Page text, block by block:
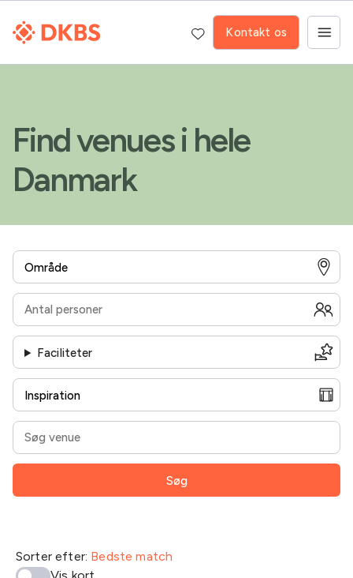
Kontakt os
Find venues i hele
Danmark
Faciliteter
Søg
Sorter efter: Bedste match